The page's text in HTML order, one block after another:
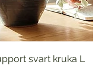
svart kruka L